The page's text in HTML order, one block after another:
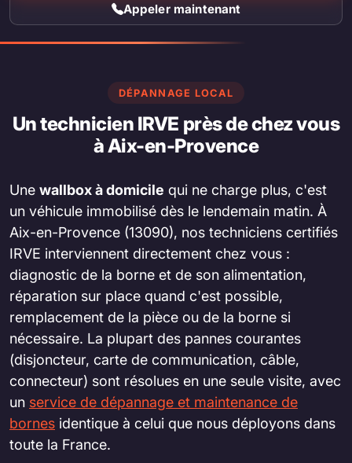
Appeler maintenant
DÉPANNAGE LOCAL
Un technicien IRVE près de chez vous
à Aix-en-Provence
Une wallbox à domicile qui ne charge plus, c'est
un véhicule immobilisé dès le lendemain matin. À
Aix-en-Provence (13090), nos techniciens certifiés
IRVE interviennent directement chez vous :
diagnostic de la borne et de son alimentation,
réparation sur place quand c'est possible,
remplacement de la pièce ou de la borne si
nécessaire. La plupart des pannes courantes
(disjoncteur, carte de communication, câble,
connecteur) sont résolues en une seule visite, avec
un service de dépannage et maintenance de
bornes identique à celui que nous déployons dans
toute la France.